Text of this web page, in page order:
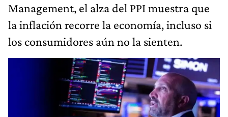
Management, el alza del PPI muestra que
la inflación recorre la economía, incluso si
los consumidores aún no la sienten.